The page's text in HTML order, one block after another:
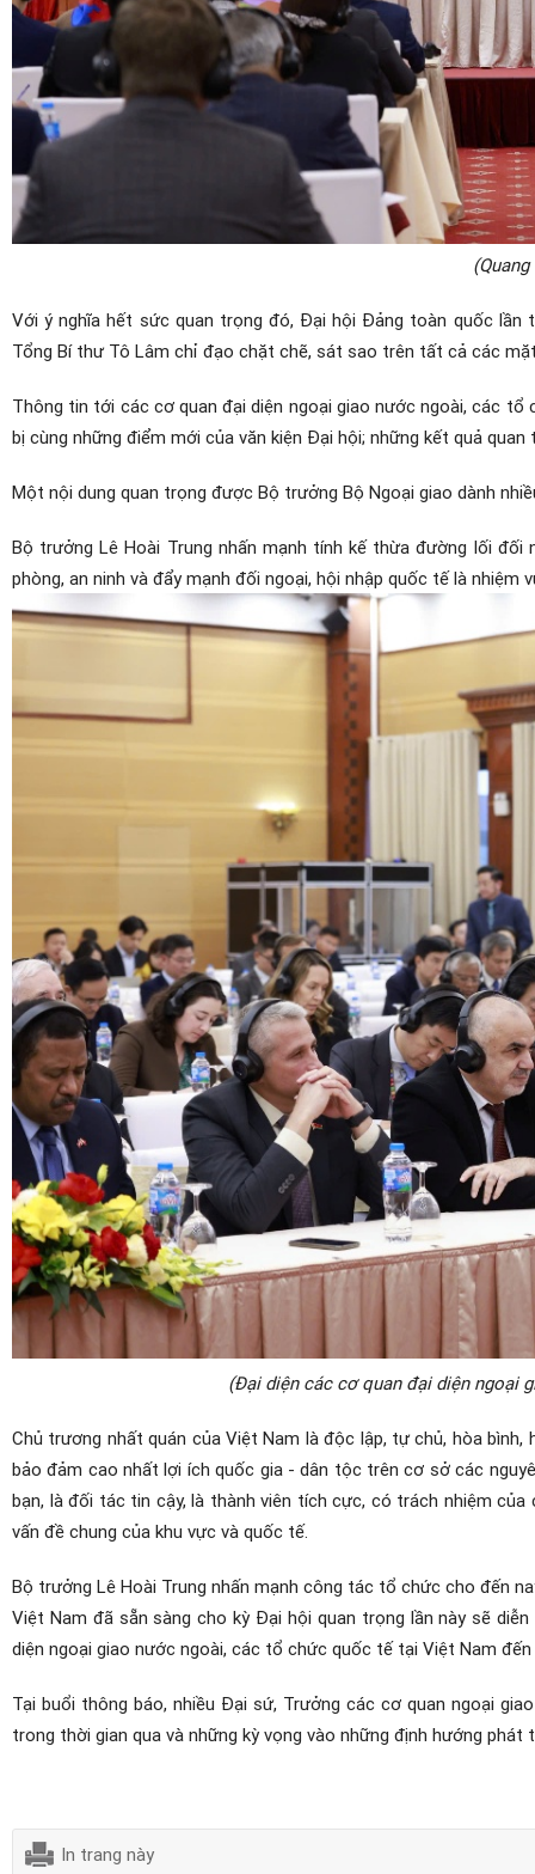
Với ý nghĩa hết sức quan trọng đó, Đại hội Đảng toàn quốc lần
Tổng Bí thư Tô Lâm chỉ đạo chặt chẽ, sát sao trên tất cả các
Thông tin tới các cơ quan đại diện ngoại giao nước ngoài, các
bị cùng những điểm mới của văn kiện Đại hội; những kết quả
Một nội dung quan trọng được Bộ trưởng Bộ Ngoại giao dành
Bộ trưởng Lê Hoài Trung nhấn mạnh tính kế thừa đường lối
phòng, an ninh và đẩy mạnh đối ngoại, hội nhập quốc tế là nhiệm
(Đại diện các cơ quan đại diện ngoại
Chủ trương nhất quán của Việt Nam là độc lập, tự chủ, hòa
bảo đảm cao nhất lợi ích quốc gia - dân tộc trên cơ sở các
bạn, là đối tác tin cậy, là thành viên tích cực, có trách nhiệm
vấn đề chung của khu vực và quốc tế.
Bộ trưởng Lê Hoài Trung nhấn mạnh công tác tổ chức cho đến
Việt Nam đã sẵn sàng cho kỳ Đại hội quan trọng lần này sẽ
diện ngoại giao nước ngoài, các tổ chức quốc tế tại Việt Nam
Tại buổi thông báo, nhiều Đại sứ, Trưởng các cơ quan ngoại
trong thời gian qua và những kỳ vọng vào những định hướng
In trang này